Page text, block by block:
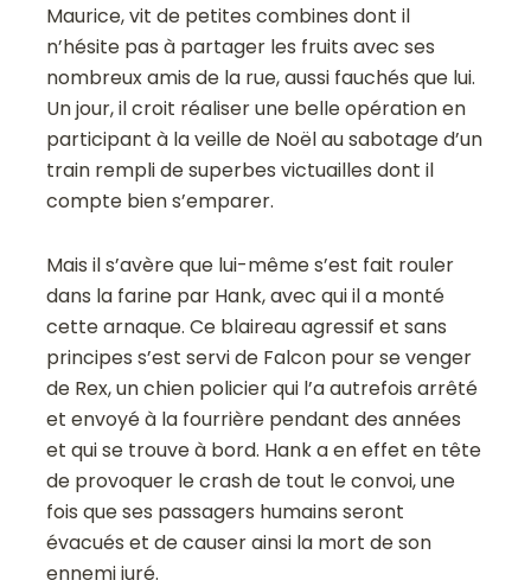
Maurice, vit de petites combines dont il
n’hésite pas à partager les fruits avec ses
nombreux amis de la rue, aussi fauchés que lui.
Un jour, il croit réaliser une belle opération en
participant à la veille de Noël au sabotage d’un
train rempli de superbes victuailles dont il
compte bien s’emparer.
Mais il s’avère que lui-même s’est fait rouler
dans la farine par Hank, avec qui il a monté
cette arnaque. Ce blaireau agressif et sans
principes s’est servi de Falcon pour se venger
de Rex, un chien policier qui l’a autrefois arrêté
et envoyé à la fourrière pendant des années
et qui se trouve à bord. Hank a en effet en tête
de provoquer le crash de tout le convoi, une
fois que ses passagers humains seront
évacués et de causer ainsi la mort de son
ennemi juré.